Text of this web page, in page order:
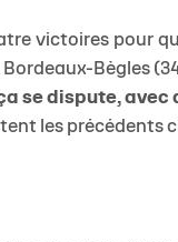
victoires pour
Bègles
se dispute,
les précédents